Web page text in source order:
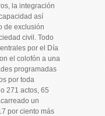
la integración
así
de exclusión
civil. Todo
por el Día
el colofón a una
programadas
por toda
271 actos, 65
un
por ciento más